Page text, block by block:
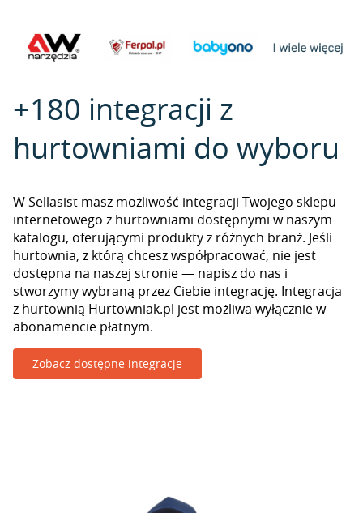
+180 integracji z
hurtowniami do wyboru
W Sellasist masz możliwość integracji Twojego sklepu
internetowego z hurtowniami dostępnymi w naszym
katalogu, oferującymi produkty z różnych branż. Jeśli
hurtownia, z którą chcesz współpracować, nie jest
dostępna na naszej stronie — napisz do nas i
stworzymy wybraną przez Ciebie integrację. Integracja
z hurtownią Hurtowniak.pl jest możliwa wyłącznie w
abonamencie płatnym.
Zobacz dostępne integracje